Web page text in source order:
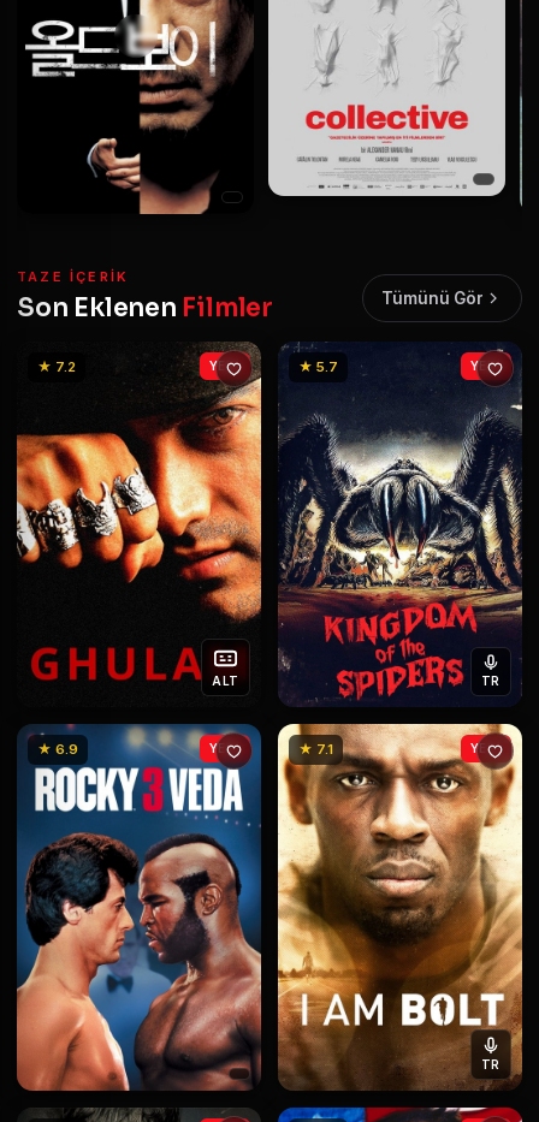
TAZE IÇERIK
Son Eklenen Filmler Tümünü Gör
★ 7.2
ALT
YENİ ★ 5.7
TR
YENİ
★ 6.9 YENİ ★ 7.1
TR
YENİ